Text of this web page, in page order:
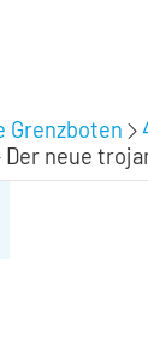
Grenzboten
Der neue